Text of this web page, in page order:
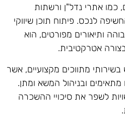
כמו אתרי נדל"ן ורשתות
לנכס. פיתוח תוכן שיווקי
ותיאורים מפורטים, הוא
אטרקטיבית.
מתווכים מקצועיים, אשר
ובניהול המשא ומתן.
לשפר את סיכויי ההשכרה